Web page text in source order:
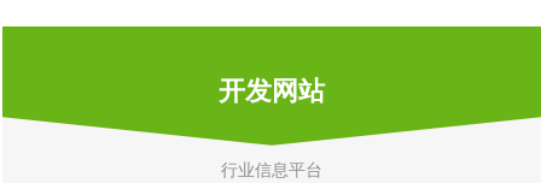
开发网站
行业信息平台